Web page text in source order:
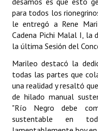
Dictámenes Asesoría
Actas de Sesión
Informes de Unidad
Ejecución Presupuestaria
Actas de Audiencias
NORMATIVA
para todos los
le entregó a Rene
Cadena Pichi Malal I, la
la última Sesión del
Marileo destacó la
todas las partes que
una realidad y resaltó
de hilado manual
"Río Negro debe
sustentable en